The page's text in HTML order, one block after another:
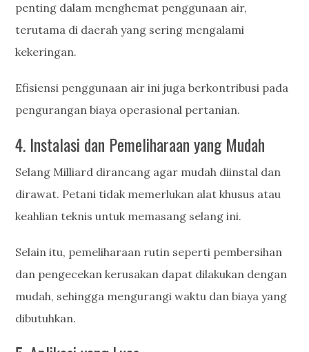
penting dalam menghemat penggunaan air,
terutama di daerah yang sering mengalami
kekeringan.
Efisiensi penggunaan air ini juga berkontribusi pada
pengurangan biaya operasional pertanian.
4. Instalasi dan Pemeliharaan yang Mudah
Selang Milliard dirancang agar mudah diinstal dan
dirawat. Petani tidak memerlukan alat khusus atau
keahlian teknis untuk memasang selang ini.
Selain itu, pemeliharaan rutin seperti pembersihan
dan pengecekan kerusakan dapat dilakukan dengan
mudah, sehingga mengurangi waktu dan biaya yang
dibutuhkan.